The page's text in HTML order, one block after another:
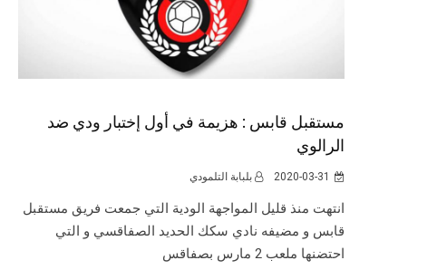
مستقبل قابس : هزيمة في أول إختبار ودي ضد
الرالوي
2020-03-31 بلبابة التلمودي
انتهت منذ قليل المواجهة الودية التي جمعت فريق مستقبل
قابس و مضيفه نادي سكك الحديد الصفاقسي و التي
احتضنها ملعب 2 مارس بصفاقس